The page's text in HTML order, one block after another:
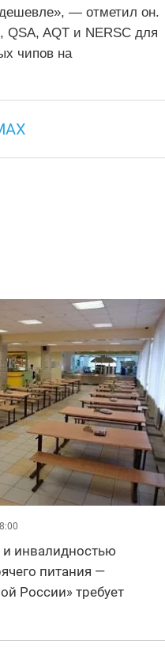
дешевле», — отметил он.
QSA, AQT и NERSC для
чипов на
инвалидностью
питания —
России» требует